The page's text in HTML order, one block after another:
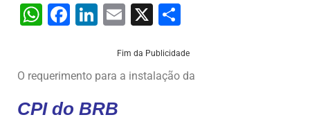
W
s
A
F
e
b
Li
e
dI
E
ai
l
X
ar
e
Fim da Publicidade
O requerimento para a instalação da
CPI do BRB